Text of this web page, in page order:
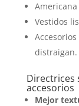
Vestidos
distraigan.
Directrices
accesorios
Mejor